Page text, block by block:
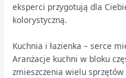
eksperci przygotują dla
kolorystyczną.
Kuchnia i łazienka – serce
Aranżacje kuchni w bloku
zmieszczenia wielu